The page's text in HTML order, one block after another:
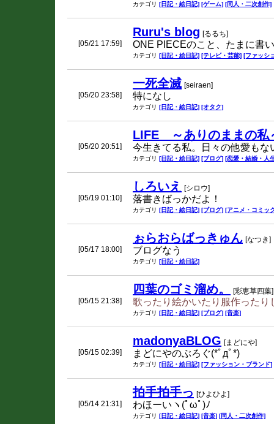
カテゴリ [日記・絵日記] [ゲーム] [同人・二次創作]
[05/21 17:59]
Ruru's blog [るるち]
ONE PIECEのこと、たまに書
カテゴリ [日記・絵日記] [テレビ・芸能] [ファッシ
[05/20 23:58]
一死全滅 [seiraen]
特になし
カテゴリ [日記・絵日記] [オタク]
[05/20 20:51]
LIFE ～ありのままの私
今生きてる私。日々の他愛も
カテゴリ [日記・絵日記] [ブログ] [恋愛・結婚・人
[05/19 01:10]
しろいえ [シロウ]
落書きばっかだよ！
カテゴリ [日記・絵日記] [ブログ] [アニメ・コミッ
[05/17 18:00]
ぉらおらばっきゅん [なつき]
ブログなう
カテゴリ [日記・絵日記]
[05/15 21:38]
四葉のゴミ溜め。 [彩恵草四葉]
歌ったり絵かいたり服作ったり
カテゴリ [日記・絵日記] [ブログ] [音楽]
[05/15 02:39]
madonyaBLOG [まどにや]
まどにやのぶろぐ(*ﾟдﾟ*)
カテゴリ [日記・絵日記] [ファッション・ブランド]
[05/14 21:31]
拍手拍手っ [ひよひよ]
わほーいヽ(ﾟωﾟ)ﾉ
カテゴリ [日記・絵日記] [音楽] [同人・二次創作]